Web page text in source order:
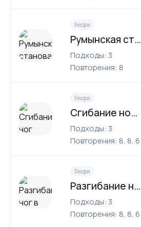
Бедра
Румынская становая тяга
Подходы: 3
Повторения: 8
Бедра
Сгибание ног лежа
Подходы: 3
Повторения: 8, 8, 6
Бедра
Разгибание ног в тренажере
Подходы: 3
Повторения: 8, 8, 6